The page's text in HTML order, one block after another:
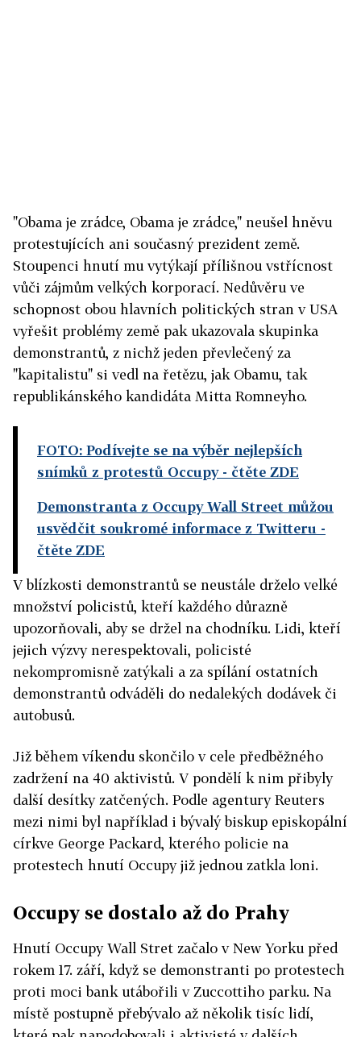
"Obama je zrádce, Obama je zrádce," neušel hněvu
protestujících ani současný prezident země.
Stoupenci hnutí mu vytýkají přílišnou vstřícnost
vůči zájmům velkých korporací. Nedůvěru ve
schopnost obou hlavních politických stran v USA
vyřešit problémy země pak ukazovala skupinka
demonstrantů, z nichž jeden převlečený za
"kapitalistu" si vedl na řetězu, jak Obamu, tak
republikánského kandidáta Mitta Romneyho.
FOTO: Podívejte se na výběr nejlepších
snímků z protestů Occupy- čtěte ZDE
Demonstranta z Occupy Wall Street můžou
usvědčit soukromé informace z Twitteru -
čtěte ZDE
V blízkosti demonstrantů se neustále drželo velké
množství policistů, kteří každého důrazně
upozorňovali, aby se držel na chodníku. Lidi, kteří
jejich výzvy nerespektovali, policisté
nekompromisně zatýkali a za spílání ostatních
demonstrantů odváděli do nedalekých dodávek či
autobusů.
Již během víkendu skončilo v cele předběžného
zadržení na 40 aktivistů. V pondělí k nim přibyly
další desítky zatčených. Podle agentury Reuters
mezi nimi byl například i bývalý biskup episkopální
církve George Packard, kterého policie na
protestech hnutí Occupy již jednou zatkla loni.
Occupy se dostalo až do Prahy
Hnutí Occupy Wall Stret začalo v New Yorku před
rokem 17. září, když se demonstranti po protestech
proti moci bank utábořili v Zuccottiho parku. Na
místě postupně přebývalo až několik tisíc lidí,